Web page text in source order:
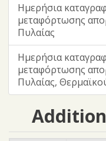
Ημερήσια
μεταφόρτωσης
Πυλαίας
Ημερήσια
μεταφόρτωσης
Πυλαίας,